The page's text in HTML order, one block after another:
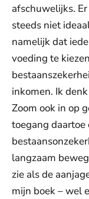
afschuwelijks.
steeds niet
namelijk dat
voeding te
inkomen. Ik
Zoom ook in op
toegang
langzaam
zie als de
mijn boek – wel